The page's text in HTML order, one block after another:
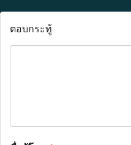
ตอบกระทู้